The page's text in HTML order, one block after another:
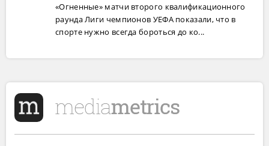
«Огненные» матчи второго квалификационного
раунда Лиги чемпионов УЕФА показали, что в
спорте нужно всегда бороться до ко...